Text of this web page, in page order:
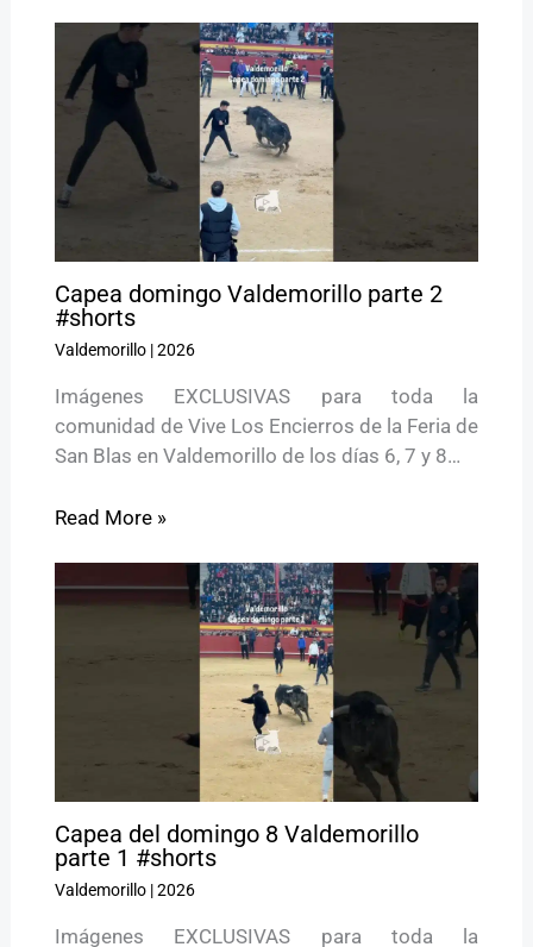
Capea domingo Valdemorillo parte 2
#shorts
Valdemorillo|2026
Imágenes EXCLUSIVAS para toda la
comunidad de Vive Los Encierros de la Feria de
San Blas en Valdemorillo de los días 6, 7 y 8…
Read More »
Capea del domingo 8 Valdemorillo
parte 1 #shorts
Valdemorillo|2026
Imágenes EXCLUSIVAS para toda la